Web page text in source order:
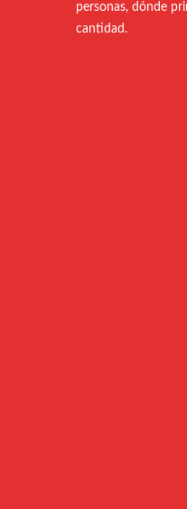
personas, dónde
cantidad.